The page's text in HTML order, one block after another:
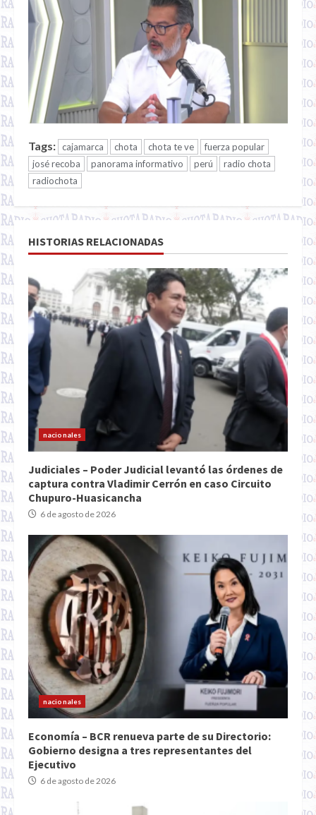
Tags: cajamarca chota chota te ve
fuerza popular
josé recoba
panorama informativo perú
radio chota
radiochota
HISTORIAS RELACIONADAS
nacionales
Judiciales – Poder Judicial levantó las órdenes de
captura contra Vladimir Cerrón en caso Circuito
Chupuro-Huasicancha
6 de agosto de 2026
nacionales
Economía – BCR renueva parte de su Directorio:
Gobierno designa a tres representantes del
Ejecutivo
6 de agosto de 2026